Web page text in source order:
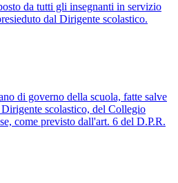
da tutti gli insegnanti in servizio
dal Dirigente scolastico.
di governo della scuola, fatte salve
scolastico, del Collegio
come previsto dall'art. 6 del D.P.R.